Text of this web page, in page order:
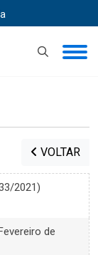
VOLTAR
2021)
de